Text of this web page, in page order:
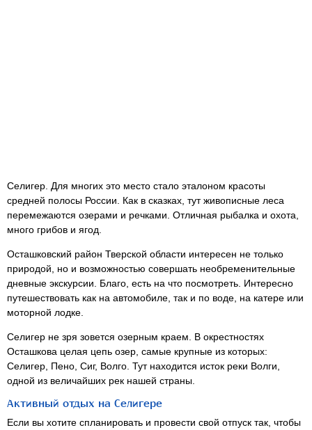
Селигер. Для многих это место стало эталоном красоты
средней полосы России. Как в сказках, тут живописные леса
перемежаются озерами и речками. Отличная рыбалка и охота,
много грибов и ягод.
Осташковский район Тверской области интересен не только
природой, но и возможностью совершать необременительные
дневные экскурсии. Благо, есть на что посмотреть. Интересно
путешествовать как на автомобиле, так и по воде, на катере или
моторной лодке.
Селигер не зря зовется озерным краем. В окрестностях
Осташкова целая цепь озер, самые крупные из которых:
Селигер, Пено, Сиг, Волго. Тут находится исток реки Волги,
одной из величайших рек нашей страны.
Активный отдых на Селигере
Если вы хотите спланировать и провести свой отпуск так, чтобы